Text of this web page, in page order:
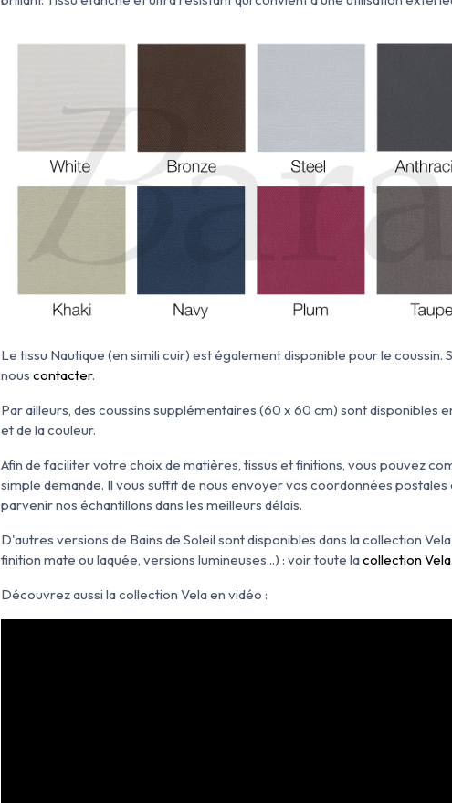
Le tissu Nautique (en simili cuir) est également disponible pour le coussin.
nous contacter.
Par ailleurs, des coussins supplémentaires (60 x 60 cm) sont disponibles
et de la couleur.
Afin de faciliter votre choix de matières, tissus et finitions, vous pouvez
simple demande. Il vous suffit de nous envoyer vos coordonnées postales
parvenir nos échantillons dans les meilleurs délais.
D'autres versions de Bains de Soleil sont disponibles dans la collection
finition mate ou laquée, versions lumineuses...) : voir toute lacollection Vela
Découvrez aussi la collection Vela en vidéo :